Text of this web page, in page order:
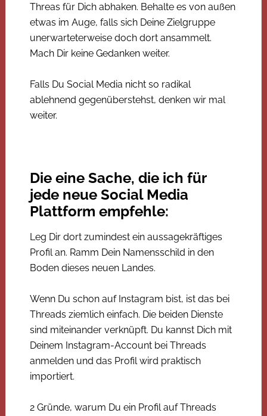
Threas für Dich abhaken. Behalte es von außen
etwas im Auge, falls sich Deine Zielgruppe
unerwarteterweise doch dort ansammelt.
Mach Dir keine Gedanken weiter.
Falls Du Social Media nicht so radikal
ablehnend gegenüberstehst, denken wir mal
weiter.
Die eine Sache, die ich für
jede neue Social Media
Plattform empfehle:
Leg Dir dort zumindest ein aussagekräftiges
Profil an. Ramm Dein Namensschild in den
Boden dieses neuen Landes.
Wenn Du schon auf Instagram bist, ist das bei
Threads ziemlich einfach. Die beiden Dienste
sind miteinander verknüpft. Du kannst Dich mit
Deinem Instagram-Account bei Threads
anmelden und das Profil wird praktisch
importiert.
2 Gründe, warum Du ein Profil auf Threads